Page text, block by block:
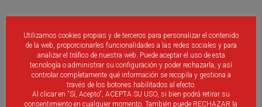
S E G O V I A
Gimnástica Segoviana
FACUNDO ACKERMANN FABRE
ADRIÁN PÉREZ MÍNGUEZ
Utilizamos cookies propias y de terceros para personalizar el contenido
de la web, proporcionarles funcionalidades a las redes sociales y para
analizar el tráfico de nuestra web. Puede aceptar el uso de esta
tecnología o administrar su configuración y poder rechazarla, y así
controlar completamente qué información se recopila y gestiona a
través de los botones habilitados al efecto.
Al clicar en "Sí, Acepto", ACEPTA SU USO, si bien podrá retirar su
consentimiento en cualquier momento. También puede RECHAZAR la